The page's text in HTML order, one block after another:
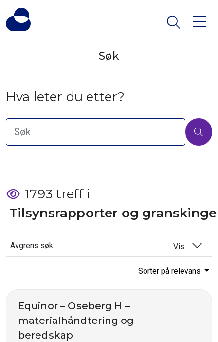
Søk
Hva leter du etter?
1793 treff i
Tilsynsrapporter og
Avgrens søk Vis
Sorter på relevans
Equinor – Oseberg H –
materialhåndtering og
beredskap